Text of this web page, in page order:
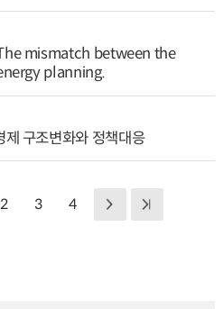
mismatch between the
planning.
구조변화와 정책대응
2 3 4